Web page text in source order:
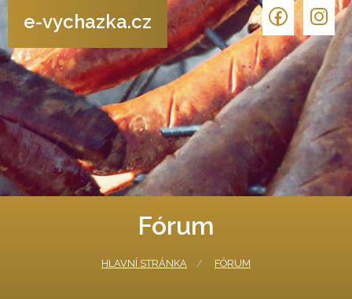
e-vychazka.cz
Fórum
HLAVNÍ STRÁNKA FÓRUM